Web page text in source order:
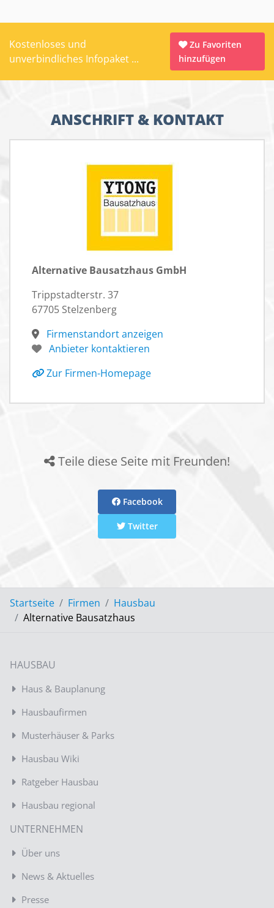
Kostenloses und
unverbindliches Infopaket ...
Zu Favoriten
hinzufügen
ANSCHRIFT & KONTAKT
Alternative Bausatzhaus GmbH
Trippstadterstr. 37
67705 Stelzenberg
Firmenstandort anzeigen
Anbieter kontaktieren
Zur Firmen-Homepage
Teile diese Seite mit Freunden!
Facebook
Twitter
Startseite Firmen
Hausbau
Alternative Bausatzhaus
HAUSBAU
Haus & Bauplanung
Hausbaufirmen
Musterhäuser & Parks
Hausbau Wiki
Ratgeber Hausbau
Hausbau regional
UNTERNEHMEN
Über uns
News & Aktuelles
Presse